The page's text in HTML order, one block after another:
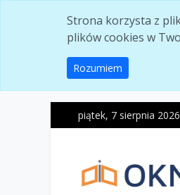
Strona korzysta z
plików cookies w
Rozumiem
piątek, 7 sierpnia